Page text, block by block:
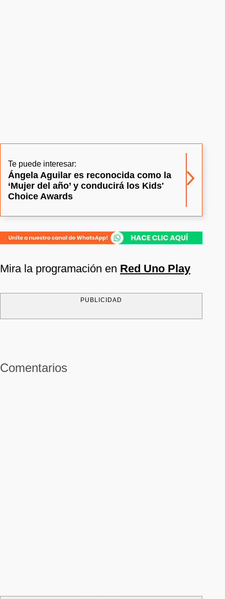
Te puede interesar:
Ángela Aguilar es reconocida como la
‘Mujer del año’ y conducirá los Kids'
Choice Awards
Mira la programación en Red Uno Play
PUBLICIDAD
Comentarios